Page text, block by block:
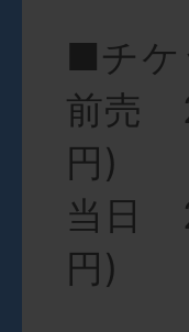
■チケ
前売
円)
当日
円)